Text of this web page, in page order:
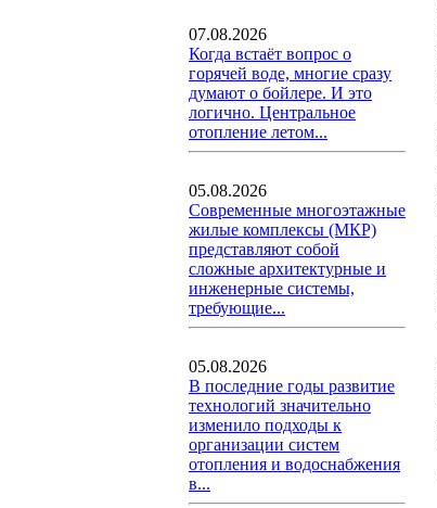
07.08.2026
Когда встаёт вопрос о
горячей воде, многие сразу
думают о бойлере. И это
логично. Центральное
отопление летом...
05.08.2026
Современные многоэтажные
жилые комплексы (МКР)
представляют собой
сложные архитектурные и
инженерные системы,
требующие...
05.08.2026
В последние годы развитие
технологий значительно
изменило подходы к
организации систем
отопления и водоснабжения
в...